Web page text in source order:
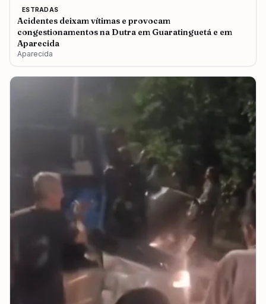
ESTRADAS
Acidentes deixam vítimas e provocam
congestionamentos na Dutra em Guaratinguetá e em
Aparecida
Aparecida